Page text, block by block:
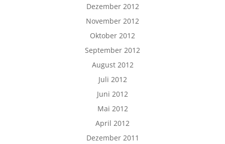
Dezember 2012
November 2012
Oktober 2012
September 2012
August 2012
Juli 2012
Juni 2012
Mai 2012
April 2012
Dezember 2011